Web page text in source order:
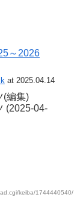
～2026
at 2025.04.14
(編集)
(2025-04-
keiba/1744440540/